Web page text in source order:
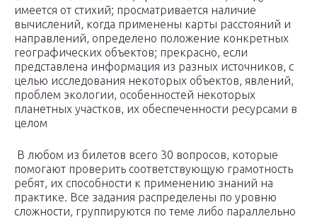
имеется от стихий; просматривается наличие
вычислений, когда применены карты расстояний и
направлений, определено положение конкретных
географических объектов; прекрасно, если
представлена информация из разных источников, с
целью исследования некоторых объектов, явлений,
проблем экологии, особенностей некоторых
планетных участков, их обеспеченности ресурсами в
целом
В любом из билетов всего 30 вопросов, которые
помогают проверить соответствующую грамотность
ребят, их способности к применению знаний на
практике. Все задания распределены по уровню
сложности, группируются по теме либо параллельно